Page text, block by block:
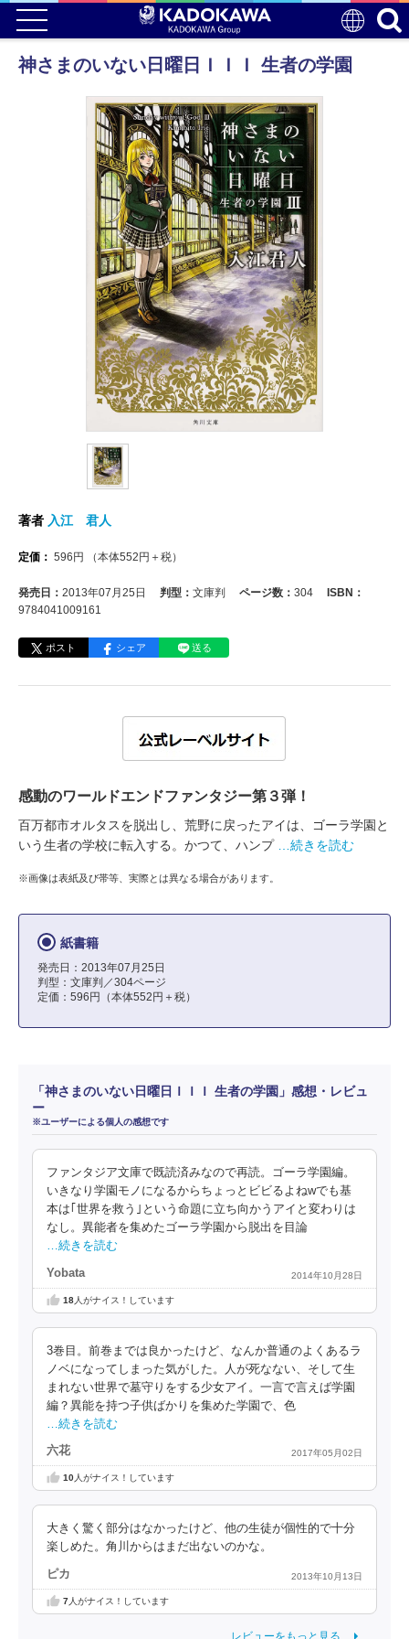
神さまのいない日曜日ＩＩＩ 生者の学園
著者 入江 君人
定価： 596 円 （本体552 円＋税）
発売日： 2013年07月25日 判型： 文庫判 ページ数： 304
ISBN：
9784041009161
ポスト シェア 送る
感動のワールドエンドファンタジー第３弾！
百万都市オルタスを脱出し、荒野に戻ったアイは、ゴーラ学園と
いう生者の学校に転入する。かつて、ハンプ
…続きを読む
※画像は表紙及び帯等、実際とは異なる場合があります。
紙書籍
発売日：2013年07月25日
判型：文庫判／304ページ
定価：596円（本体552円＋税）
「神さまのいない日曜日ＩＩＩ 生者の学園」感想・レビュ
ー
※ユーザーによる個人の感想です
ファンタジア文庫で既読済みなので再読。ゴーラ学園編。
いきなり学園モノになるからちょっとビビるよねwでも基
本は｢世界を救う｣という命題に立ち向かうアイと変わりは
なし。異能者を集めたゴーラ学園から脱出を目論
…続きを読む
Yobata 2014年10月28日
18人がナイス！しています
3巻目。前巻までは良かったけど、なんか普通のよくあるラ
ノベになってしまった気がした。人が死なない、そして生
まれない世界で墓守りをする少女アイ。一言で言えば学園
編？異能を持つ子供ばかりを集めた学園で、色
…続きを読む
六花 2017年05月02日
10人がナイス！しています
大きく驚く部分はなかったけど、他の生徒が個性的で十分
楽しめた。角川からはまだ出ないのかな。
ピカ 2013年10月13日
7人がナイス！しています
レビューをもっと見る